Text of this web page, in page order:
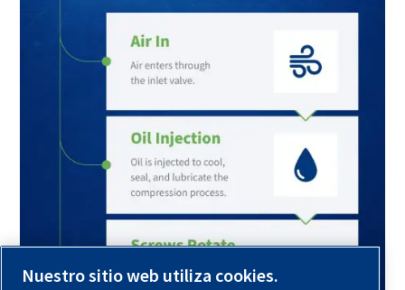
Nuestro sitio web utiliza cookies.